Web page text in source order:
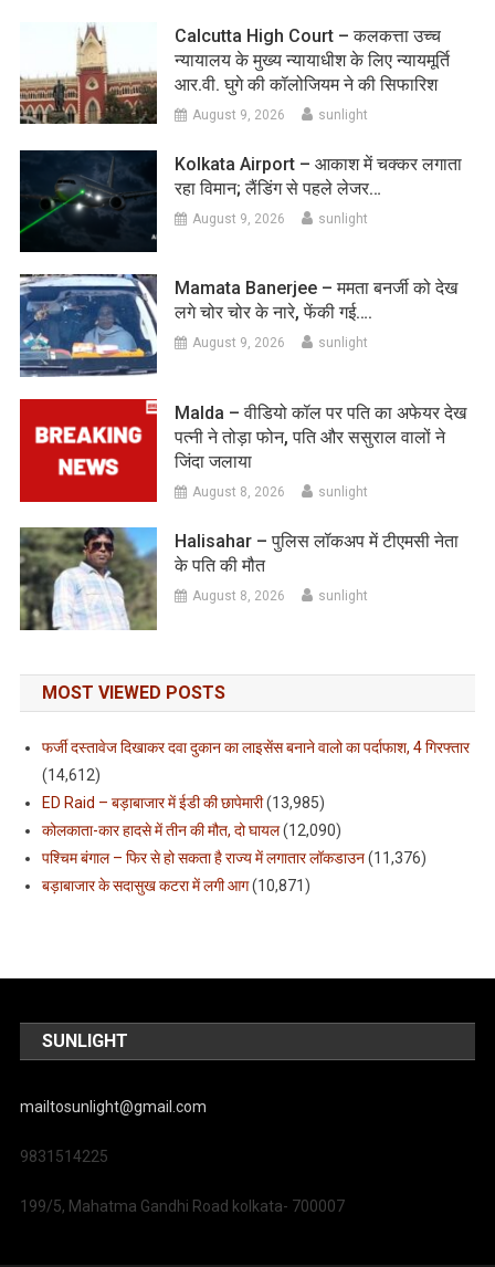
Calcutta High Court – कलकत्ता उच्च
न्यायालय के मुख्य न्यायाधीश के लिए न्यायमूर्ति
आर.वी. घुगे की कॉलोजियम ने की सिफारिश
August 9, 2026 sunlight
Kolkata Airport – आकाश में चक्कर लगाता
रहा विमान; लैंडिंग से पहले लेजर…
August 9, 2026 sunlight
Mamata Banerjee – ममता बनर्जी को देख
लगे चोर चोर के नारे, फेंकी गई….
August 9, 2026 sunlight
Malda – वीडियो कॉल पर पति का अफेयर देख
पत्नी ने तोड़ा फोन, पति और ससुराल वालों ने
जिंदा जलाया
August 8, 2026 sunlight
Halisahar – पुलिस लॉकअप में टीएमसी नेता
के पति की मौत
August 8, 2026 sunlight
MOST VIEWED POSTS
फर्जी दस्तावेज दिखाकर दवा दुकान का लाइसेंस बनाने वालो का पर्दाफाश, 4 गिरफ्तार
(14,612)
ED Raid – बड़ाबाजार में ईडी की छापेमारी(13,985)
कोलकाता-कार हादसे में तीन की मौत, दो घायल(12,090)
पश्चिम बंगाल – फिर से हो सकता है राज्य में लगातार लॉकडाउन(11,376)
बड़ाबाजार के सदासुख कटरा में लगी आग(10,871)
SUNLIGHT
mailtosunlight@gmail.com
9831514225
199/5, Mahatma Gandhi Road kolkata- 700007